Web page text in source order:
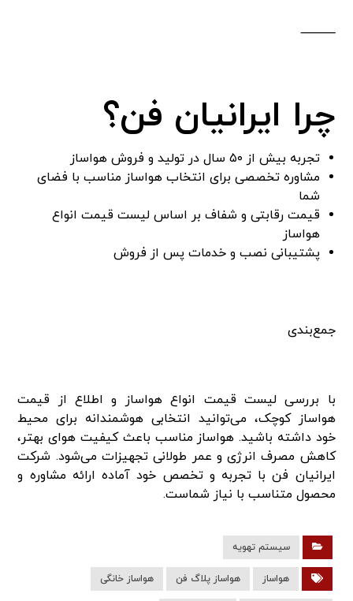
⸻
چرا ایرانیان فن؟
تجربه بیش از ۵۰ سال در تولید و فروش هواساز
مشاوره تخصصی برای انتخاب هواساز مناسب با فضای
شما
قیمت رقابتی و شفاف بر اساس لیست قیمت انواع
هواساز
پشتیبانی نصب و خدمات پس از فروش
جمع‌بندی
با بررسی لیست قیمت انواع هواساز و اطلاع از قیمت
هواساز کوچک، می‌توانید انتخابی هوشمندانه برای محیط
خود داشته باشید. هواساز مناسب باعث کیفیت هوای بهتر،
کاهش مصرف انرژی و عمر طولانی تجهیزات می‌شود. شرکت
ایرانیان فن با تجربه و تخصص خود آماده ارائه مشاوره و
محصول متناسب با نیاز شماست.
سیستم تهویه
هواساز هواساز پلاگ فن هواساز خانگی